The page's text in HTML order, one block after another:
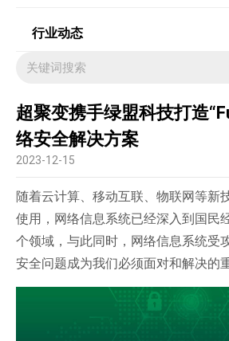
行业动态
超聚变携手绿盟科技打造
络安全解决方案
2023-12-15
随着云计算、移动互联、物联网等新
使用，网络信息系统已经深入到国民
个领域，与此同时，网络信息系统受
安全问题成为我们必须面对和解决的